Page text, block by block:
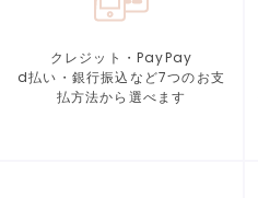
クレジット・PayPay
d払い・銀行振込など7つのお支
払方法から選べます